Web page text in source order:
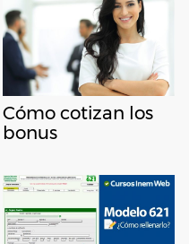
Cómo cotizan los
bonus